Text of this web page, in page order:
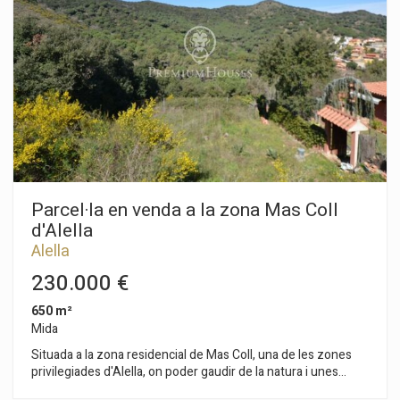
Parcel·la en venda a la zona Mas Coll
d'Alella
Alella
230.000 €
650 m²
Mida
Situada a la zona residencial de Mas Coll, una de les zones
privilegiades d'Alella, on poder gaudir de la natura i unes